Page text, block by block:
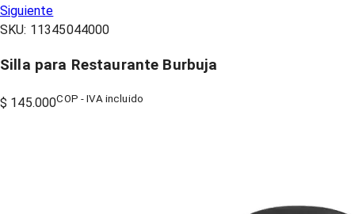
Siguiente
SKU: 11345044000
Silla para Restaurante Burbuja
$ 145.000COP - IVA incluido